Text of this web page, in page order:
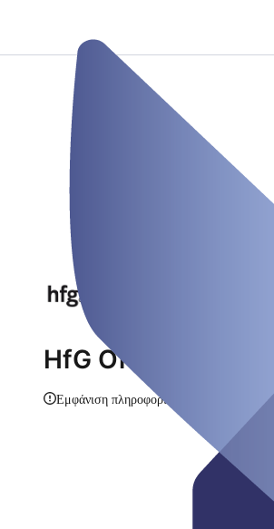
HfG Offenbach
Εμφάνιση πληροφοριών